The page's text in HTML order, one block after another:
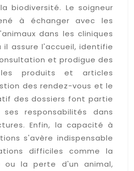
biodiversité. Le soigneur
à échanger avec les
dans les cliniques
il assure l'accueil, identifie
et prodigue des
produits et articles
des rendez-vous et le
des dossiers font partie
responsabilités dans
Enfin, la capacité à
s'avère indispensable
difficiles comme la
ou la perte d'un animal,